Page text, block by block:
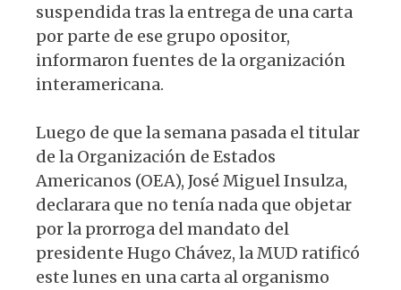
suspendida tras la entrega de una carta
por parte de ese grupo opositor,
informaron fuentes de la organización
interamericana.
Luego de que la semana pasada el titular
de la Organización de Estados
Americanos (OEA), José Miguel Insulza,
declarara que no tenía nada que objetar
por la prorroga del mandato del
presidente Hugo Chávez, la MUD ratificó
este lunes en una carta al organismo